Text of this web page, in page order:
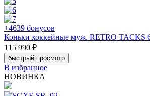
+4639 бонусов
Коньки хоккейные муж. RETRO TACKS
115 990 ₽
быстрый просмотр
В избранное
НОВИНКА